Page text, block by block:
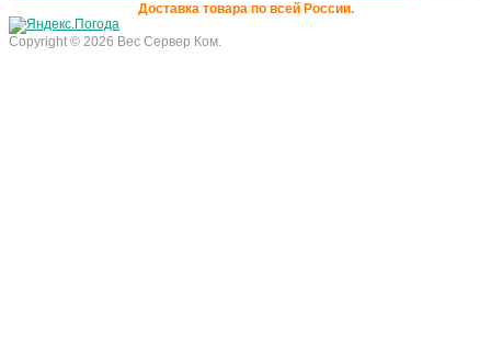
Доставка товара по всей России.
Copyright © 2026 Вес Сервер Ком.